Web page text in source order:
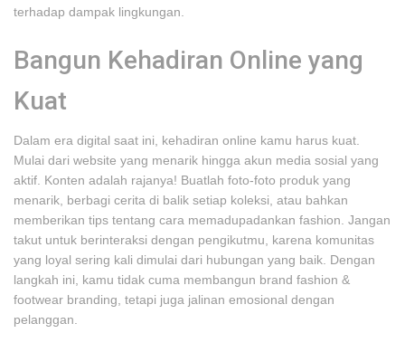
terhadap dampak lingkungan.
Bangun Kehadiran Online yang
Kuat
Dalam era digital saat ini, kehadiran online kamu harus kuat.
Mulai dari website yang menarik hingga akun media sosial yang
aktif. Konten adalah rajanya! Buatlah foto-foto produk yang
menarik, berbagi cerita di balik setiap koleksi, atau bahkan
memberikan tips tentang cara memadupadankan fashion. Jangan
takut untuk berinteraksi dengan pengikutmu, karena komunitas
yang loyal sering kali dimulai dari hubungan yang baik. Dengan
langkah ini, kamu tidak cuma membangun brand fashion &
footwear branding, tetapi juga jalinan emosional dengan
pelanggan.